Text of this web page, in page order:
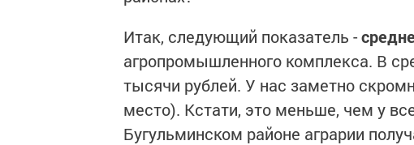
Итак, следующий показатель -
агропромышленного комплекса. В
тысячи рублей. У нас заметно
место). Кстати, это меньше, чем у
Бугульминском районе аграрии